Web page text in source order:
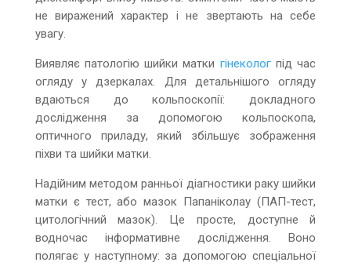
не виражений характер і не звертають на себе
увагу.
Виявляє патологію шийки матки гінекологпід час
огляду у дзеркалах. Для детальнішого огляду
вдаються до кольпоскопії: докладного
дослідження за допомогою кольпоскопа,
оптичного приладу, який збільшує зображення
піхви та шийки матки.
Надійним методом ранньої діагностики раку шийки
матки є тест, або мазок Папаніколау (ПАП-тест,
цитологічний мазок). Це просте, доступне й
водночас інформативне дослідження. Воно
полягає у наступному: за допомогою спеціальної